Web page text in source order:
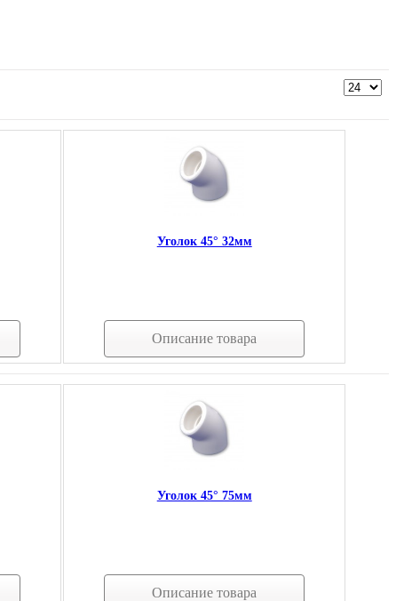
Уголок 45° 32мм
Описание товара
Уголок 45° 75мм
Описание товара